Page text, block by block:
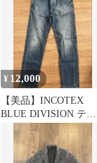
¥ 12,000
【美品】INCOTEX
BLUE DIVISION テー
パード ダメージデニ